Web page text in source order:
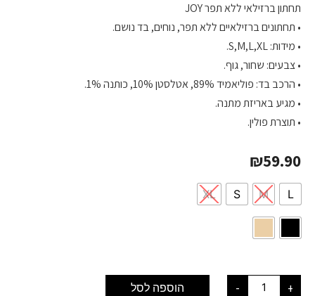
תחתון ברזילאי ללא תפר JOY
• תחתונים ברזילאיים ללא תפר, נוחים, בד נושם.
• מידות: S,M,L,XL.
• צבעים: שחור, גוף.
• הרכב בד: פוליאמיד 89%, אטלסטן 10%, כותנה 1%.
• מגיע באריזת מתנה.
• תוצרת פולין.
₪59.90
L
M
S
XL
- + הוספה לסל